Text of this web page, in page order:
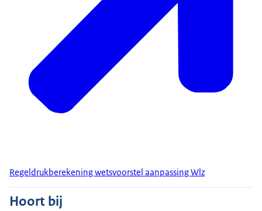
Regeldrukberekening wetsvoorstel aanpassing Wlz
Hoort bij